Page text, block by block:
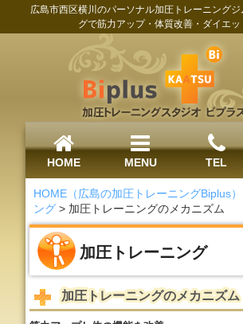
広島市西区横川のパーソナル加圧トレーニング
グで筋力アップ・体質改善・ダイエッ
HOME MENU TEL
HOME（広島の加圧トレーニングBiplus）
ング > 加圧トレーニングのメカニズム
加圧トレーニング
加圧トレーニングのメカニズム